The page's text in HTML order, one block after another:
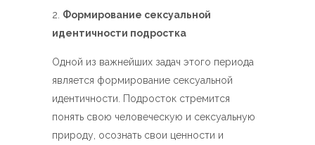
Формирование сексуальной
идентичности подростка
Одной из важнейших задач этого периода
является формирование сексуальной
идентичности. Подросток стремится
понять свою человеческую и сексуальную
природу, осознать свои ценности и